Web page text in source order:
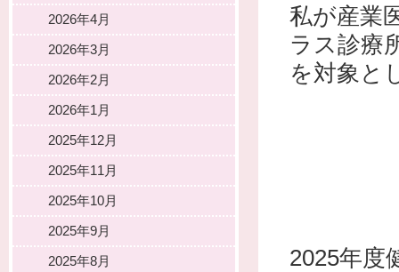
私が産業
ラス診療
を対象と
2025年度
2026年4月
2026年3月
2026年2月
2026年1月
2025年12月
2025年11月
2025年10月
2025年9月
2025年8月